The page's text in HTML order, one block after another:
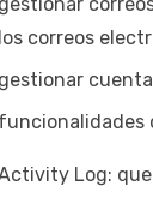
los correos
gestionar
Log: